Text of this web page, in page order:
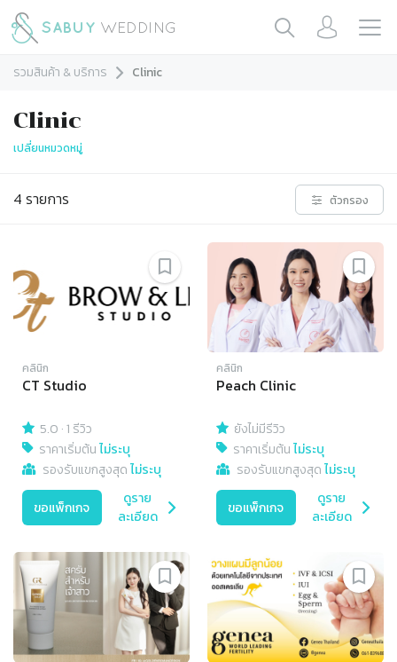
รวมสินค้า & บริการ Clinic
Clinic
เปลี่ยนหมวดหมู่
4 รายการ ตัวกรอง
คลินิก
CT Studio
5.0 ·1 รีวิว
ราคาเริ่มต้นไม่ระบุ
รองรับแขกสูงสุดไม่ระบุ
ขอแพ็กเกจ
ดูราย
ละเอียด
คลินิก
Peach Clinic
ยังไม่มีรีวิว
ราคาเริ่มต้นไม่ระบุ
รองรับแขกสูงสุดไม่ระบุ
ขอแพ็กเกจ
ดูราย
ละเอียด